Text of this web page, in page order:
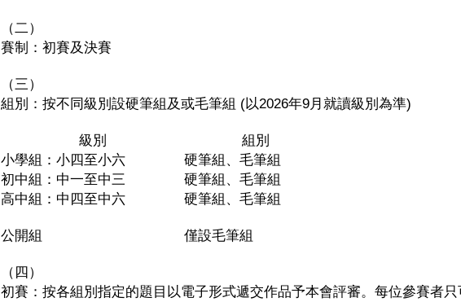
（二）
賽制：初賽及決賽
（三）
組別：按不同級別設硬筆組及或毛筆組 (以2026年9月就讀級別為準)
級別
組別
小學組：小四至小六
硬筆組、毛筆組
硬筆組、毛筆組
硬筆組、毛筆組
初中組：中一至中三
高中組：中四至中六
公開組 僅設毛筆組
（四）
初賽：按各組別指定的題目以電子形式遞交作品予本會評審。每位參賽者